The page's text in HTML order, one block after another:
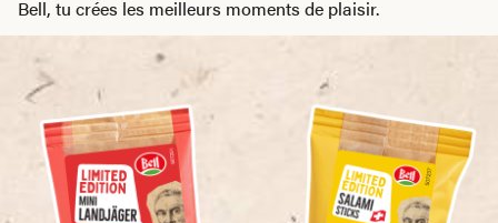
Bell, tu crées les meilleurs moments de plaisir.